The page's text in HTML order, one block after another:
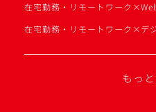
在宅勤務・リモートワーク
在宅勤務・リモートワーク×デ
もっ